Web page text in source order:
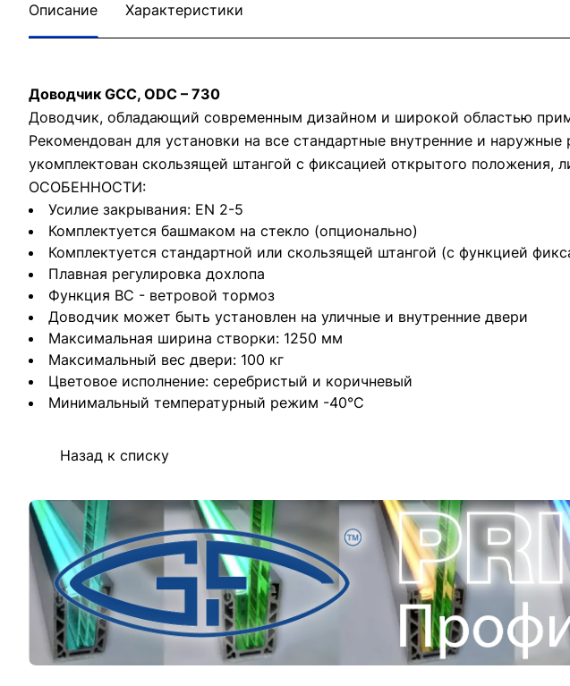
Описание Характеристики
Доводчик GCC, ODC – 730
Доводчик, обладающий современным дизайном и широкой областью
Рекомендован для установки на все стандартные внутренние и
укомплектован скользящей штангой с фиксацией открытого положения,
ОСОБЕННОСТИ:
Усилие закрывания: EN 2-5
Комплектуется башмаком на стекло (опционально)
Комплектуется стандартной или скользящей штангой (с функцией
Плавная регулировка дохлопа
Функция BC - ветровой тормоз
Доводчик может быть установлен на уличные и внутренние двери
Максимальная ширина створки: 1250 мм
Максимальный вес двери: 100 кг
Цветовое исполнение: серебристый и коричневый
Минимальный температурный режим -40°С
Назад к списку